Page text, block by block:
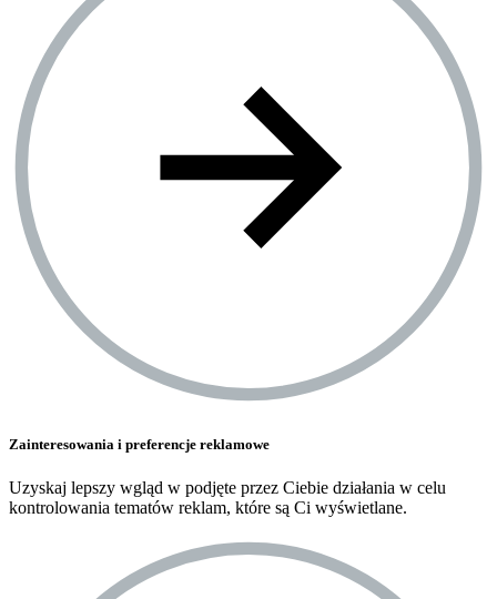
Zainteresowania i preferencje reklamowe
Uzyskaj lepszy wgląd w podjęte przez Ciebie działania w celu
kontrolowania tematów reklam, które są Ci wyświetlane.